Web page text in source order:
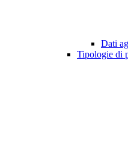
Dati
Tipologie di